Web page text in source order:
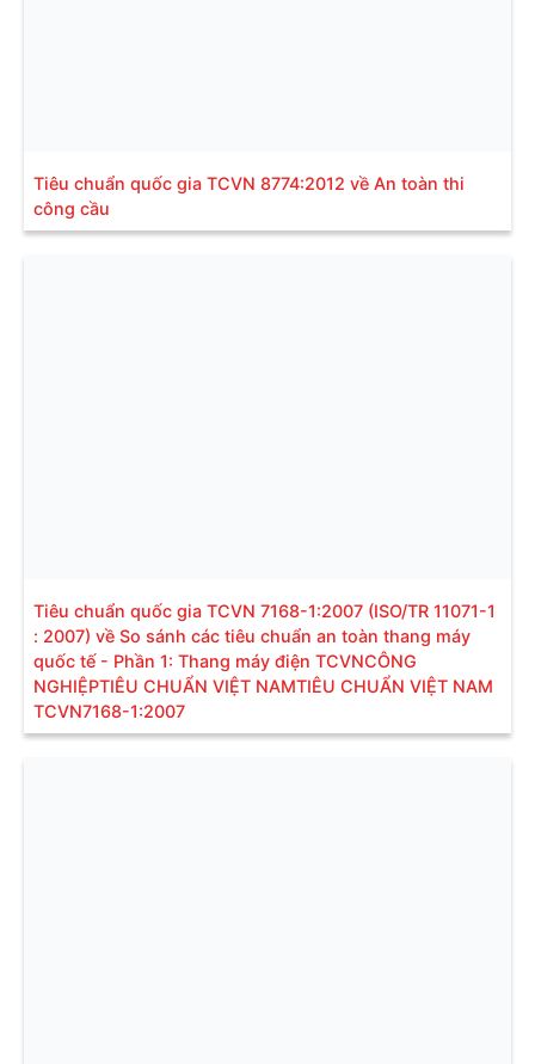
Tiêu chuẩn quốc gia TCVN 8774:2012 về An toàn thi
công cầu
Tiêu chuẩn quốc gia TCVN 7168-1:2007 (ISO/TR 11071-1
: 2007) về So sánh các tiêu chuẩn an toàn thang máy
quốc tế - Phần 1: Thang máy điện TCVNCÔNG
NGHIỆPTIÊU CHUẨN VIỆT NAMTIÊU CHUẨN VIỆT NAM
TCVN7168-1:2007